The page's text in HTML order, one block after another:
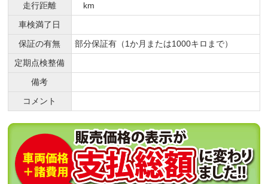
走行距離
km
車検満了日
保証の有無
部分保証有（1か月または1000キロまで）
定期点検整備
備考
コメント